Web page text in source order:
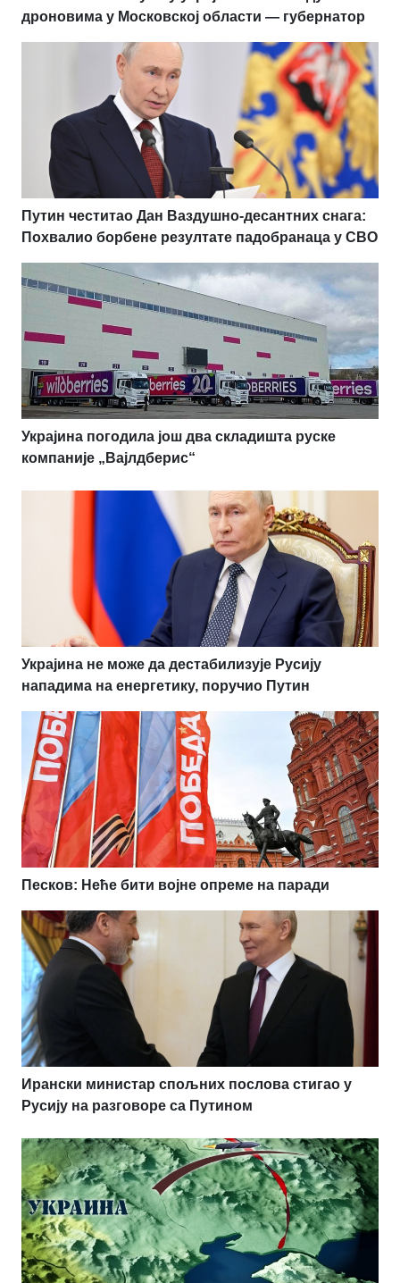
дроновима у Московској области — губернатор
Путин честитао Дан Ваздушно-десантних снага:
Похвалио борбене резултате падобранаца у СВО
Украјина погодила још два складишта руске
компаније „Вајлдберис“
Украјина не може да дестабилизује Русију
нападима на енергетику, поручио Путин
Песков: Неће бити војне опреме на паради
Ирански министар спољних послова стигао у
Русију на разговоре са Путином